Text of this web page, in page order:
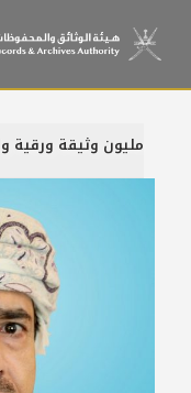
مليون وثيقة ورقية